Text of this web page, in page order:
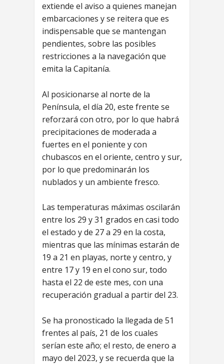
extiende el aviso a quienes manejan
embarcaciones y se reitera que es
indispensable que se mantengan
pendientes, sobre las posibles
restricciones a la navegación que
emita la Capitanía.
Al posicionarse al norte de la
Península, el día 20, este frente se
reforzará con otro, por lo que habrá
precipitaciones de moderada a
fuertes en el poniente y con
chubascos en el oriente, centro y sur,
por lo que predominarán los
nublados y un ambiente fresco.
Las temperaturas máximas oscilarán
entre los 29 y 31 grados en casi todo
el estado y de 27 a 29 en la costa,
mientras que las mínimas estarán de
19 a 21 en playas, norte y centro, y
entre 17 y 19 en el cono sur, todo
hasta el 22 de este mes, con una
recuperación gradual a partir del 23.
Se ha pronosticado la llegada de 51
frentes al país, 21 de los cuales
serían este año; el resto, de enero a
mayo del 2023, y se recuerda que la